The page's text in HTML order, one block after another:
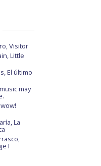
Visitor
Little
El último
may
La
I